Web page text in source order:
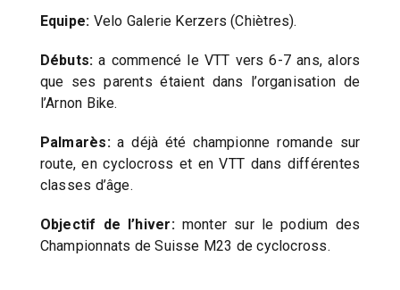
Equipe: Velo Galerie Kerzers (Chiètres).
Débuts: a commencé le VTT vers 6-7 ans, alors
que ses parents étaient dans l’organisation de
l’Arnon Bike.
Palmarès:a déjà été championne romande sur
route, en cyclocross et en VTT dans différentes
classes d’âge.
Objectif de l’hiver:monter sur le podium des
Championnats de Suisse M23 de cyclocross.